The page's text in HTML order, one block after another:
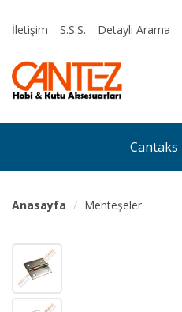
İletişim S.S.S. Detaylı Arama
Cantaks
Anasayfa Menteşeler